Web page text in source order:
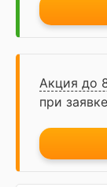
Акция до
при